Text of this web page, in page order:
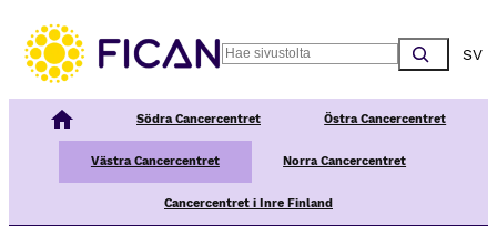
Search
Nationellt Cancercentrum
Södra Cancercentret Östra Cancercentret
Västra Cancercentret Norra Cancercentret
Cancercentret i Inre Finland